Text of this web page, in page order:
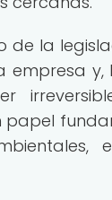
de la
empresa
papel